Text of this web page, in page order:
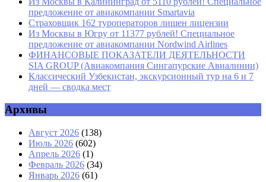
предложение от авиакомпании Smartavia
Страховщик 162 туроператоров лишен лицензии
Из Москвы в Югру от 11377 рублей! Специальное
предложение от авиакомпании Nordwind Airlines
ФИНАНСОВЫЕ ПОКАЗАТЕЛИ ДЕЯТЕЛЬНОСТИ
SIA GROUP (Авиакомпания Сингапурские Авиалинии)
Классический Узбекистан, экскурсионный тур на 6 и 7
дней — сводка мест
Архивы
Август 2026 (138)
Июль 2026 (602)
Апрель 2026 (1)
Февраль 2026 (34)
Январь 2026 (61)